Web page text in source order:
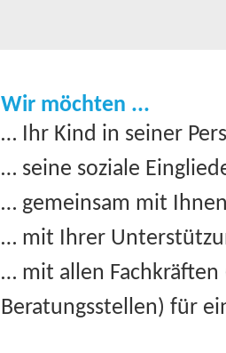
Wir möchten ...
… Ihr Kind in seiner
… seine soziale
… gemeinsam mit
… mit Ihrer
… mit allen Fachkräften
Beratungsstellen) für